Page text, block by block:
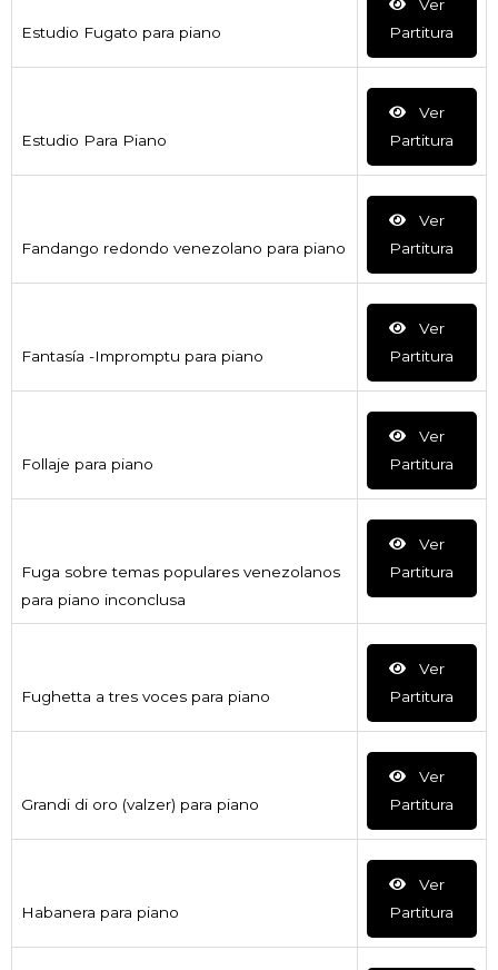
Estudio Fugato para piano
Ver
Partitura
Estudio Para Piano
Ver
Partitura
Fandango redondo venezolano para piano
Ver
Partitura
Fantasía -Impromptu para piano
Ver
Partitura
Follaje para piano
Ver
Partitura
Fuga sobre temas populares venezolanos
para piano inconclusa
Ver
Partitura
Fughetta a tres voces para piano
Ver
Partitura
Grandi di oro (valzer) para piano
Ver
Partitura
Habanera para piano
Ver
Partitura